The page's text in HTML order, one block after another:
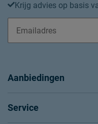
Krijg advies op basis
Aanbiedingen
Service